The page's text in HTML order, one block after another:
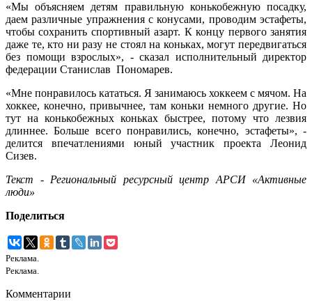
«Мы объясняем детям правильную конькобежную посадку,
даем различные упражнения с конусами, проводим эстафеты,
чтобы сохранить спортивный азарт. К концу первого занятия
даже те, кто ни разу не стоял на коньках, могут передвигаться
без помощи взрослых», - сказал исполнительный директор
федерации Станислав Пономарев.
«Мне понравилось кататься. Я занимаюсь хоккеем с мячом. На
хоккее, конечно, привычнее, там коньки немного другие. Но
тут на конькобежных коньках быстрее, потому что лезвия
длиннее. Больше всего понравились, конечно, эстафеты», -
делится впечатлениями юный участник проекта Леонид
Сизев.
Текст - Региональный ресурсный центр АРСИ «Активные
люди»
Поделиться
Реклама.
Реклама.
Комментарии